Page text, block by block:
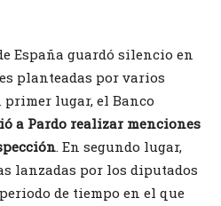
España guardó silencio en
planteadas por varios
lugar, el Banco
a Pardo realizar menciones
. En segundo lugar,
lanzadas por los diputados
de tiempo en el que